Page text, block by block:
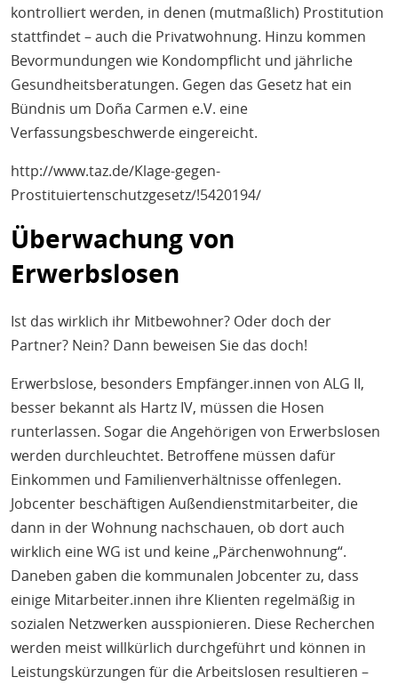
kontrolliert werden, in denen (mutmaßlich) Prostitution
stattfindet – auch die Privatwohnung. Hinzu kommen
Bevormundungen wie Kondompflicht und jährliche
Gesundheitsberatungen. Gegen das Gesetz hat ein
Bündnis um Doña Carmen e.V. eine
Verfassungsbeschwerde eingereicht.
http://www.taz.de/Klage-gegen-
Prostituiertenschutzgesetz/!5420194/
Überwachung von
Erwerbslosen
Ist das wirklich ihr Mitbewohner? Oder doch der
Partner? Nein? Dann beweisen Sie das doch!
Erwerbslose, besonders Empfänger.innen von ALG II,
besser bekannt als Hartz IV, müssen die Hosen
runterlassen. Sogar die Angehörigen von Erwerbslosen
werden durchleuchtet. Betroffene müssen dafür
Einkommen und Familienverhältnisse offenlegen.
Jobcenter beschäftigen Außendienstmitarbeiter, die
dann in der Wohnung nachschauen, ob dort auch
wirklich eine WG ist und keine „Pärchenwohnung“.
Daneben gaben die kommunalen Jobcenter zu, dass
einige Mitarbeiter.innen ihre Klienten regelmäßig in
sozialen Netzwerken ausspionieren. Diese Recherchen
werden meist willkürlich durchgeführt und können in
Leistungskürzungen für die Arbeitslosen resultieren –